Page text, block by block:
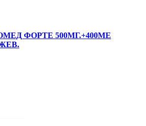
ФОРТЕ 500МГ.+400МЕ